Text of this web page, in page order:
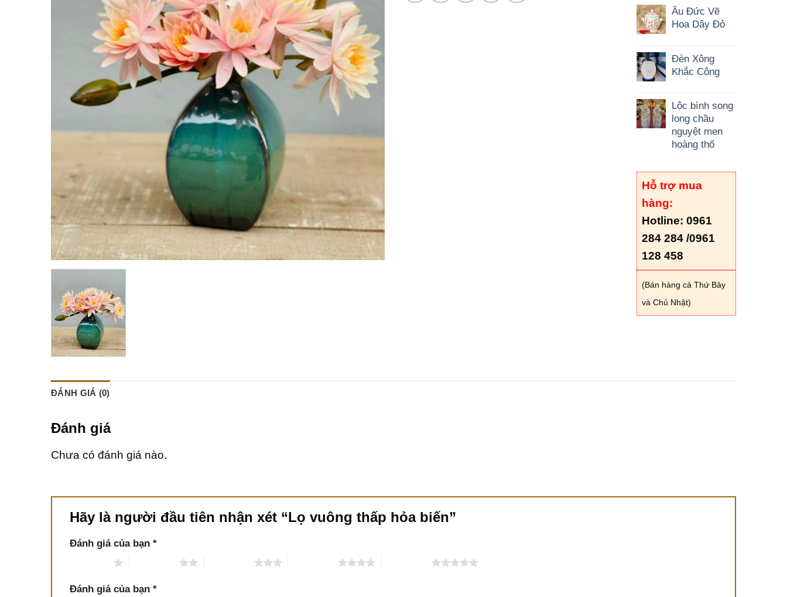
Âu Đức Vẽ
Hoa Dây Đỏ
Đèn Xông
Khắc Công
Lộc bình song
long chầu
nguyệt men
hoàng thổ
Hỗ trợ mua
hàng:
Hotline: 0961
284 284 /0961
128 458
(Bán hàng cả Thứ Bảy
và Chủ Nhật)
ĐÁNH GIÁ (0)
Đánh giá
Chưa có đánh giá nào.
Hãy là người đầu tiên nhận xét “Lọ vuông thấp hỏa biến”
Đánh giá của bạn *
Đánh giá của bạn *